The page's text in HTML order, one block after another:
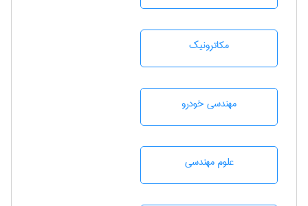
مکاترونیک
مهندسی خودرو
علوم مهندسی